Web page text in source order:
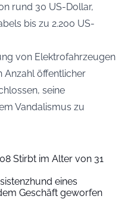
rund 30 US-Dollar,
bis zu 2.200 US-
von Elektrofahrzeugen
Anzahl öffentlicher
seine
Vandalismus zu
Stirbt im Alter von 31
eines
Geschäft geworfen